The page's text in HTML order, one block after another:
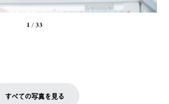
1/33
すべての写真を見る